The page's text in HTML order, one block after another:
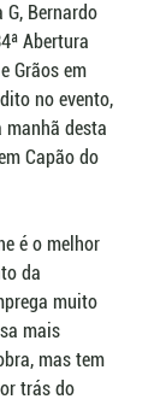
G, Bernardo
Abertura
Grãos em
no evento,
desta
Capão do
é o melhor
da
muito
mais
mas tem
trás do